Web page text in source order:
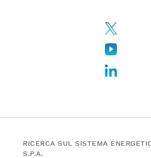
RICERCA SUL SISTEMA
S.P.A.